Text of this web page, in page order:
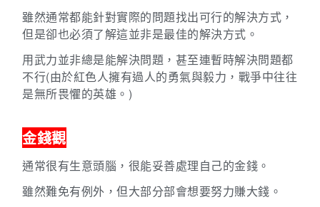
雖然通常都能針對實際的問題找出可行的解決方式，
但是卻也必須了解這並非是最佳的解決方式。
用武力並非總是能解決問題，甚至連暫時解決問題都
不行(由於紅色人擁有過人的勇氣與毅力，戰爭中往往
是無所畏懼的英雄。)
金錢觀
通常很有生意頭腦，很能妥善處理自己的金錢。
雖然難免有例外，但大部分部會想要努力賺大錢。